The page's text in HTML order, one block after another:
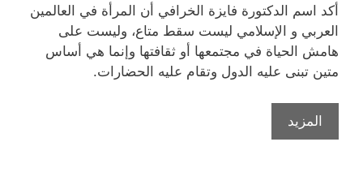
أكد اسم الدكتورة فايزة الخرافي أن المرأة في العالمين
العربي و الإسلامي ليست سقط متاع، وليست على
هامش الحياة في مجتمعها أو ثقافتها وإنما هي أساس
متين تبنى عليه الدول وتقام عليه الحضارات.
المزيد
فايزة